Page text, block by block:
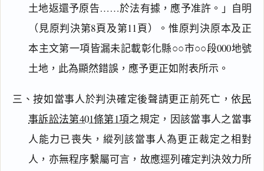
土地返還予原告……於法有據，應予准許。」自明
（見原判決第8頁及第11頁）。惟原判決原本及正
本主文第一項皆漏未記載彰化縣○○市○○段000地號
土地，此為顯然錯誤，應予更正如附表所示。
三、按如當事人於判決確定後聲請更正前死亡，依民
事訴訟法第401條第1項之規定，因該當事人之當事
人能力已喪失，縱列該當事人為更正裁定之相對
人，亦無程序繫屬可言，故應逕列確定判決效力所